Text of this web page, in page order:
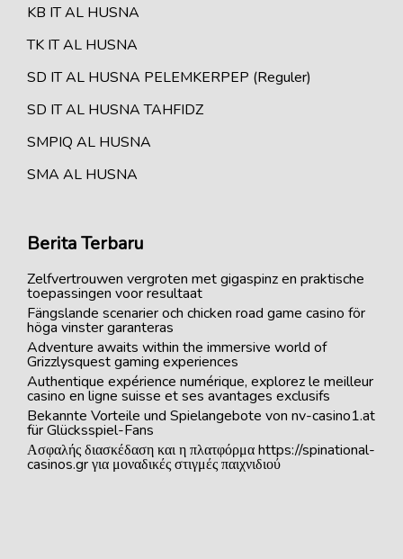
KB IT AL HUSNA
TK IT AL HUSNA
SD IT AL HUSNA PELEMKERPEP (Reguler)
SD IT AL HUSNA TAHFIDZ
SMPIQ AL HUSNA
SMA AL HUSNA
Berita Terbaru
Zelfvertrouwen vergroten met gigaspinz en praktische
toepassingen voor resultaat
Fängslande scenarier och chicken road game casino för
höga vinster garanteras
Adventure awaits within the immersive world of
Grizzlysquest gaming experiences
Authentique expérience numérique, explorez le meilleur
casino en ligne suisse et ses avantages exclusifs
Bekannte Vorteile und Spielangebote von nv-casino1.at
für Glücksspiel-Fans
Ασφαλής διασκέδαση και η πλατφόρμα https://spinational-
casinos.gr για μοναδικές στιγμές παιχνιδιού